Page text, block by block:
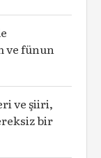
ve fünun
ve şiiri,
bir